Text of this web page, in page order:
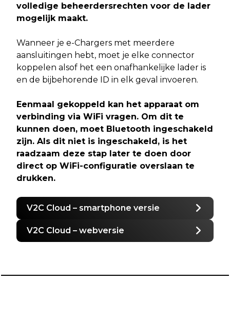
volledige beheerdersrechten voor de lader
mogelijk maakt.
Wanneer je e-Chargers met meerdere
aansluitingen hebt, moet je elke connector
koppelen alsof het een onafhankelijke lader is
en de bijbehorende ID in elk geval invoeren.
Eenmaal gekoppeld kan het apparaat om
verbinding via WiFi vragen. Om dit te
kunnen doen, moet Bluetooth ingeschakeld
zijn. Als dit niet is ingeschakeld, is het
raadzaam deze stap later te doen door
direct op WiFi-configuratie overslaan te
drukken.
V2C Cloud – smartphone versie
V2C Cloud – webversie